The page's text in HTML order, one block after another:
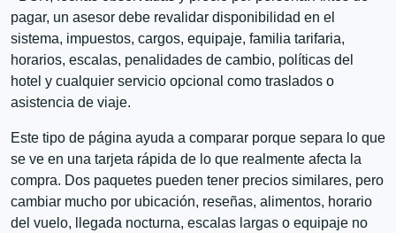
pagar, un asesor debe revalidar disponibilidad en el
sistema, impuestos, cargos, equipaje, familia tarifaria,
horarios, escalas, penalidades de cambio, políticas del
hotel y cualquier servicio opcional como traslados o
asistencia de viaje.
Este tipo de página ayuda a comparar porque separa lo que
se ve en una tarjeta rápida de lo que realmente afecta la
compra. Dos paquetes pueden tener precios similares, pero
cambiar mucho por ubicación, reseñas, alimentos, horario
del vuelo, llegada nocturna, escalas largas o equipaje no